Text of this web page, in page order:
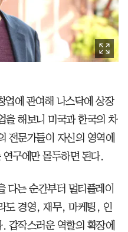
업에 관여해 나스닥에 상장
을 해보니 미국과 한국의 차
전문가들이 자신의 영역에
구에만 몰두하면 된다.
다는 순간부터 멀티플레이
도 경영, 재무, 마케팅, 인
갑작스러운 역할의 확장에